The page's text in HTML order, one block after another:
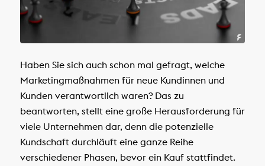
Haben Sie sich auch schon mal gefragt, welche
Marketingmaßnahmen für neue Kundinnen und
Kunden verantwortlich waren? Das zu
beantworten, stellt eine große Herausforderung für
viele Unternehmen dar, denn die potenzielle
Kundschaft durchläuft eine ganze Reihe
verschiedener Phasen, bevor ein Kauf stattfindet.